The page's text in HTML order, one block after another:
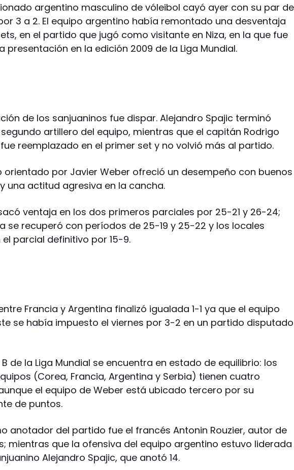
argentino masculino de vóleibol cayó ayer con su par de
3 a 2. El equipo argentino había remontado una desventaja
en el partido que jugó como visitante en Niza, en la que fue
presentación en la edición 2009 de la Liga Mundial.
de los sanjuaninos fue dispar. Alejandro Spajic terminó
artillero del equipo, mientras que el capitán Rodrigo
reemplazado en el primer set y no volvió más al partido.
orientado por Javier Weber ofreció un desempeño con buenos
una actitud agresiva en la cancha.
ventaja en los dos primeros parciales por 25-21 y 26-24;
se recuperó con períodos de 25-19 y 25-22 y los locales
parcial definitivo por 15-9.
Francia y Argentina finalizó igualada 1-1 ya que el equipo
se había impuesto el viernes por 3-2 en un partido disputado
B de la Liga Mundial se encuentra en estado de equilibrio: los
(Corea, Francia, Argentina y Serbia) tienen cuatro
el equipo de Weber está ubicado tercero por su
de puntos.
anotador del partido fue el francés Antonin Rouzier, autor de
mientras que la ofensiva del equipo argentino estuvo liderada
Alejandro Spajic, que anotó 14.